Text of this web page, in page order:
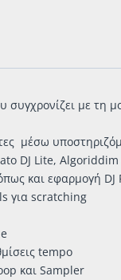
με τη
μέσω
DJ Lite,
και εφαρμογή
για scratching
tempo
και Sampler